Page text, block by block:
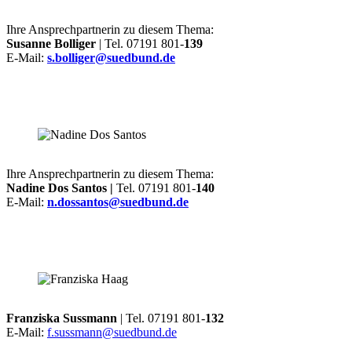
Ihre Ansprechpartnerin zu diesem Thema:
Susanne Bolliger | Tel. 07191 801-139
E-Mail: s.bolliger@suedbund.de
Ihre Ansprechpartnerin zu diesem Thema:
Nadine Dos Santos | Tel. 07191 801-140
E-Mail: n.dossantos@suedbund.de
Franziska Sussmann | Tel. 07191 801-132
E-Mail: f.sussmann@suedbund.de